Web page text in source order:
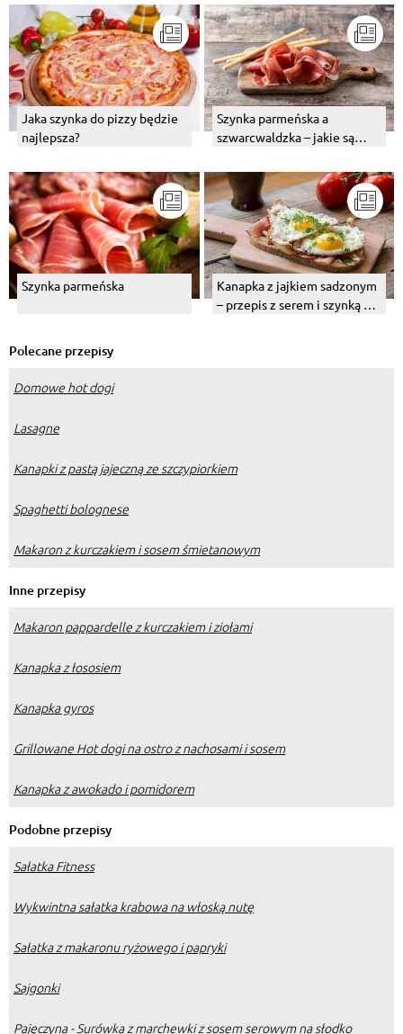
Jaka szynka do pizzy będzie
najlepsza?
Szynka parmeńska a
szwarcwaldzka – jakie są
Szynka parmeńska
Kanapka z jajkiem sadzonym
– przepis z serem i szynką do
Polecane przepisy
Domowe hot dogi
Lasagne
Kanapki z pastą jajeczną ze szczypiorkiem
Spaghetti bolognese
Makaron z kurczakiem i sosem śmietanowym
Inne przepisy
Makaron pappardelle z kurczakiem i ziołami
Kanapka z łososiem
Kanapka gyros
Grillowane Hot dogi na ostro z nachosami i sosem
Kanapka z awokado i pomidorem
Podobne przepisy
Sałatka Fitness
Wykwintna sałatka krabowa na włoską nutę
Sałatka z makaronu ryżowego i papryki
Sajgonki
Pajęczyna - Surówka z marchewki z sosem serowym na słodko